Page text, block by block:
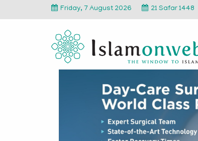
Friday, 7 August 2026 21 Safar 1448